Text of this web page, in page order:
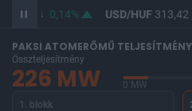
362,24 0,14% USD/HUF313,42
PAKSI ATOMERŐMŰ
Összteljesítmény
226 MW 0 MW
1. blokk